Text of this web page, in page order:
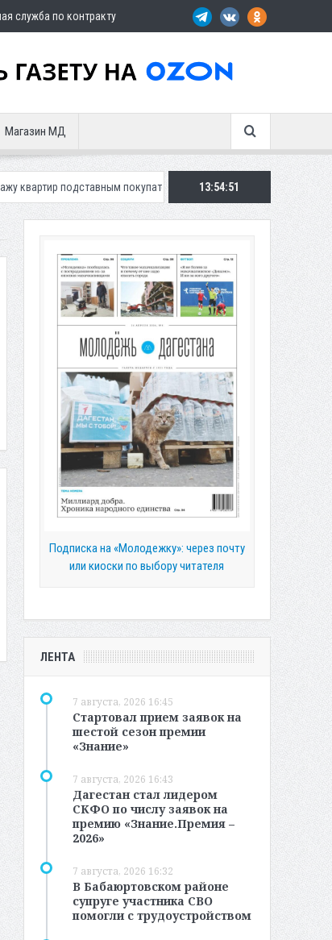
служба по контракту
Магазин МД
покупателям Экс-сотрудница Соцфонда получила
13:54:53
Подписка на «Молодежку»: через почту
или киоски по выбору читателя
ЛЕНТА
7 августа, 2026 16:45
Стартовал прием заявок на
шестой сезон премии
«Знание»
7 августа, 2026 16:43
Дагестан стал лидером
СКФО по числу заявок на
премию «Знание.Премия –
2026»
7 августа, 2026 16:32
В Бабаюртовском районе
супруге участника СВО
помогли с трудоустройством